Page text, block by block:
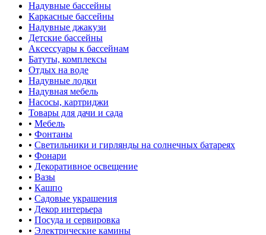
Надувные бассейны
Каркасные бассейны
Надувные джакузи
Детские бассейны
Аксессуары к бассейнам
Батуты, комплексы
Отдых на воде
Надувные лодки
Надувная мебель
Насосы, картриджи
Товары для дачи и сада
• Мебель
• Фонтаны
• Светильники и гирлянды на солнечных батареях
• Фонари
• Декоративное освещение
• Вазы
• Кашпо
• Садовые украшения
• Декор интерьера
• Посуда и сервировка
• Электрические камины